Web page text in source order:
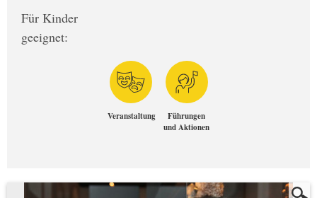
Für Kinder
geeignet:
Veranstaltung
Führungen
und Aktionen